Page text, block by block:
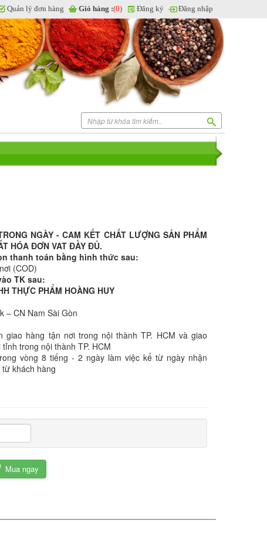
Quản lý đơn hàng Giỏ hàng :(0) Đăng ký Đăng nhập
NGÀY - CAM KẾT CHẤT LƯỢNG SẢN PHẨM
HÓA ĐƠN VAT ĐẦY ĐỦ.
thanh toán bằng hình thức sau:
(COD)
TK sau:
THỰC PHẨM HOÀNG HUY
– CN Nam Sài Gòn
giao hàng tận nơi trong nội thành TP. HCM và giao
trong nội thành TP. HCM
vòng 8 tiếng - 2 ngày làm việc kể từ ngày nhận
khách hàng
Mua ngay